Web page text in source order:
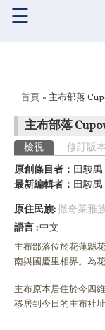
☰
您在這裡
首頁 » 主布部落
主布部落
主要索引標
檢視 (作用中頁籤)
修訂版本
原創條目者： 田駿禹
最新編輯者： 田駿禹
原住民族:撒奇萊雅
語言 中文
主布部落位於花蓮縣
南與國慶里相界。 為
主布原本居住於今四
移居到今日的主布社址